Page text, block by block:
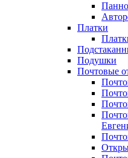
Платки
Подушки
Почтовые